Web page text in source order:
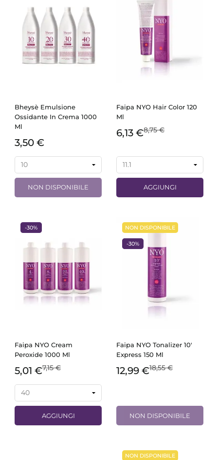
Bheysè Emulsione
Ossidante In Crema 1000
Ml
3,50 €
NON DISPONIBILE
Faipa NYO Hair Color 120
Ml
6,13 €8,75 €
AGGIUNGI
Faipa NYO Cream
Peroxide 1000 Ml
5,01 €7,15 €
AGGIUNGI
-30%
Faipa NYO Tonalizer 10'
Express 150 Ml
12,99 €18,55 €
NON DISPONIBILE
NON DISPONIBILE
-30%
NON DISPONIBILE